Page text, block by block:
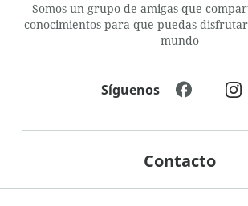
Somos un grupo de amigas que
conocimientos para que puedas
mundo
Contacto
Síguenos